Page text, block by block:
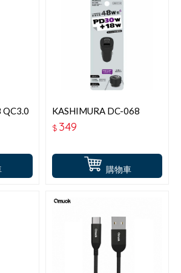
QC3.0
購物車
KASHIMURA DC-068
QC+PD 雙孔高速快充車充
頭 48W(30W+18W)
$ 349